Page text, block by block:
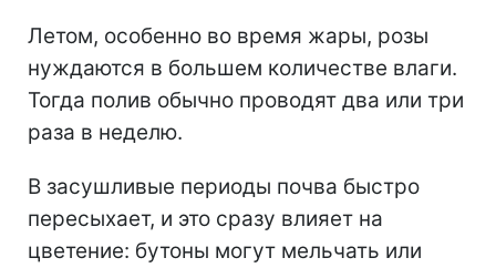
Летом, особенно во время жары, розы
нуждаются в большем количестве влаги.
Тогда полив обычно проводят два или три
раза в неделю.
В засушливые периоды почва быстро
пересыхает, и это сразу влияет на
цветение: бутоны могут мельчать или